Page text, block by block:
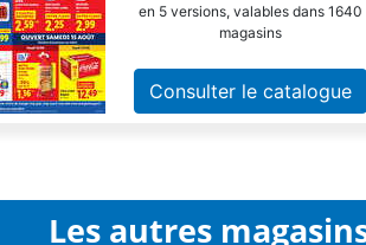
en 5 versions, valables dans 1640
magasins
Consulter le catalogue
Les autres